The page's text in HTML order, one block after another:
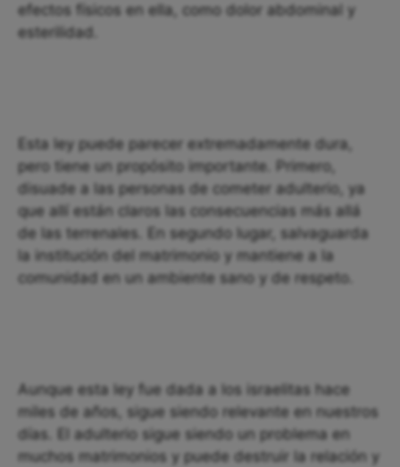
efectos físicos en ella, como dolor abdominal y
esterilidad.
Esta ley puede parecer extremadamente dura,
pero tiene un propósito importante. Primero,
disuade a las personas de cometer adulterio, ya
que allí están claros las consecuencias más allá
de las terrenales. En segundo lugar, salvaguarda
la institución del matrimonio y mantiene a la
comunidad en un ambiente sano y de respeto.
Aunque esta ley fue dada a los israelitas hace
miles de años, sigue siendo relevante en nuestros
días. El adulterio sigue siendo un problema en
muchos matrimonios y puede destruir la relación y